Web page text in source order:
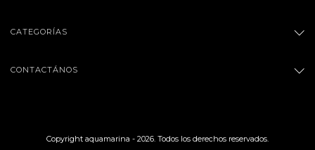
CATEGORÍAS
CONTACTÁNOS
Copyright aquamarina - 2026. Todos los derechos reservados.